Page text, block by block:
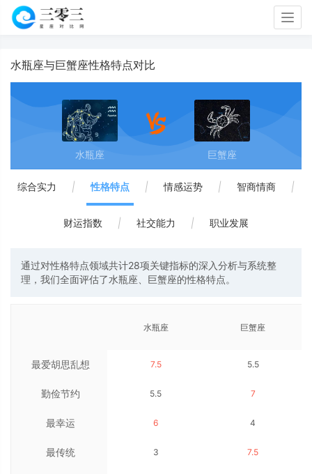
水瓶座与巨蟹座性格特点对比
水瓶座 巨蟹座
综合实力 | 性格特点 | 情感运势 | 智商情商 |
财运指数 | 社交能力 | 职业发展
通过对性格特点领域共计28项关键指标的深入分析与系统整
理，我们全面评估了水瓶座、巨蟹座的性格特点。
最爱胡思乱想
勤俭节约
最幸运
最传统
水瓶座
7.5
5.5
6
3
巨蟹座
5.5
7
4
7.5